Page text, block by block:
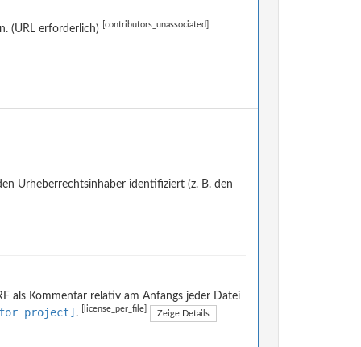
(URL erforderlich) [contributors_unassociated]
Urheberrechtsinhaber identifiziert (z. B. den
als Kommentar relativ am Anfangs jeder Datei
for project] . [license_per_file] Zeige Details